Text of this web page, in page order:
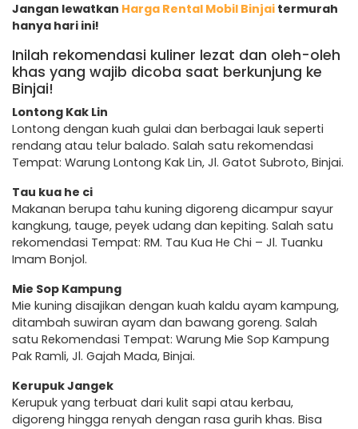
Jangan lewatkan Harga Rental Mobil Binjai termurah
hanya hari ini!
Inilah rekomendasi kuliner lezat dan oleh-oleh
khas yang wajib dicoba saat berkunjung ke
Binjai!
Lontong Kak Lin
Lontong dengan kuah gulai dan berbagai lauk seperti
rendang atau telur balado. Salah satu rekomendasi
Tempat: Warung Lontong Kak Lin, Jl. Gatot Subroto, Binjai.
Tau kua he ci
Makanan berupa tahu kuning digoreng dicampur sayur
kangkung, tauge, peyek udang dan kepiting. Salah satu
rekomendasi Tempat: RM. Tau Kua He Chi – Jl. Tuanku
Imam Bonjol.
Mie Sop Kampung
Mie kuning disajikan dengan kuah kaldu ayam kampung,
ditambah suwiran ayam dan bawang goreng. Salah
satu Rekomendasi Tempat: Warung Mie Sop Kampung
Pak Ramli, Jl. Gajah Mada, Binjai.
Kerupuk Jangek
Kerupuk yang terbuat dari kulit sapi atau kerbau,
digoreng hingga renyah dengan rasa gurih khas. Bisa